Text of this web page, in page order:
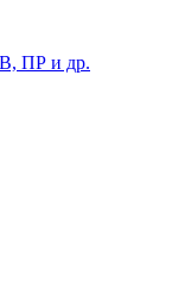
ПР и др.